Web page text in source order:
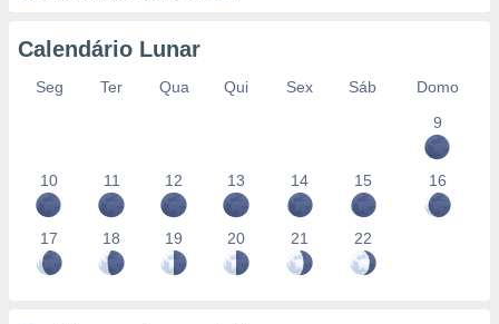
Calendário Lunar
Seg Ter Qua Qui Sex Sáb
Domo
9
10 11 12 13 14 15 16
17 18 19 20 21 22